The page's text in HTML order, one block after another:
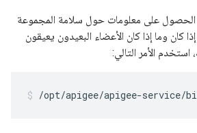
الحصول على معلومات حول سلامة المجموعة
كان وما إذا كان الأعضاء البعيدون يعيقون
استخدم الأمر التالي:
/opt/apigee/apigee-service/